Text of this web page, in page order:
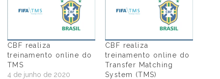
CBF realiza
treinamento online do
TMS
4 de junho de 2020
CBF realiza
treinamento online do
Transfer Matching
System (TMS)